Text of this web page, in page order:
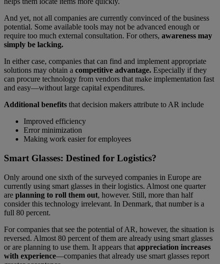
And yet, not all companies are currently convinced of the business
potential. Some available tools may not be advanced enough or
require too much external consultation. For others, awareness may
simply be lacking.
In either case, companies that can find and implement appropriate
solutions may obtain a competitive advantage. Especially if they
can procure technology from vendors that make implementation fast
and easy—without large capital expenditures.
Additional benefits that decision makers attribute to AR include
Improved efficiency
Error minimization
Making work easier for employees
Smart Glasses: Destined for Logistics?
Only around one sixth of the surveyed companies in Europe are
currently using smart glasses in their logistics. Almost one quarter
are planning to roll them out, however. Still, more than half
consider this technology irrelevant. In Denmark, that number is a
full 80 percent.
For companies that see the potential of AR, however, the situation is
reversed. Almost 80 percent of them are already using smart glasses
or are planning to use them. It appears that appreciation increases
with experience—companies that already use smart glasses report